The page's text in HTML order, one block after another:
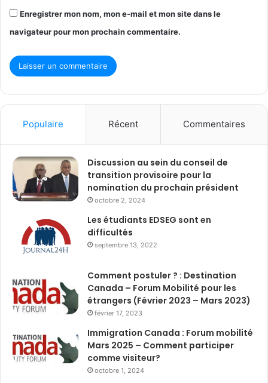
Enregistrer mon nom, mon e-mail et mon site dans le
navigateur pour mon prochain commentaire.
Populaire Récent Commentaires
Discussion au sein du conseil de
transition provisoire pour la
nomination du prochain président
octobre 2, 2024
Les étudiants EDSEG sont en
difficultés
septembre 13, 2022
Comment postuler ? : Destination
Canada – Forum Mobilité pour les
étrangers (Février 2023 – Mars 2023)
février 17, 2023
Immigration Canada : Forum mobilité
Mars 2025 – Comment participer
comme visiteur?
octobre 1, 2024